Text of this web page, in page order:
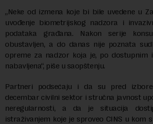
„Neke od izmena koje bi bile uvedene u
uvođenje biometrijskog nadzora i
podataka građana. Nakon serije
obustavljen, a do danas nije poznata
opreme za nadzor koja je, po dostupnim
nabavljena“, piše u saopštenju.
Partneri podsećaju i da su pred
decembar civilni sektor i stručna javnost
neregularnosti, a da je situacija
istraživanjem koje je sproveo CINS u kom